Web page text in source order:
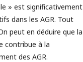
» est significativement
dans les AGR. Tout
peut en déduire que la
contribue à la
des AGR.